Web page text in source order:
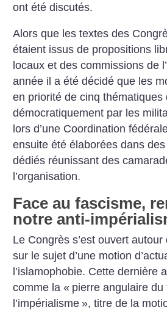
ont été discutés.
Alors que les textes des
étaient issus de propositions
locaux et des commissions de
année il a été décidé que les
en priorité de cinq thématiques
démocratiquement par les
lors d’une Coordination
ensuite été élaborées dans
dédiés réunissant des
l’organisation.
Face au fascisme,
notre anti-
Le Congrès s’est ouvert autour
sur le sujet d’une motion
l’islamophobie. Cette dernière
comme la « pierre angulaire
l’impérialisme », titre de la